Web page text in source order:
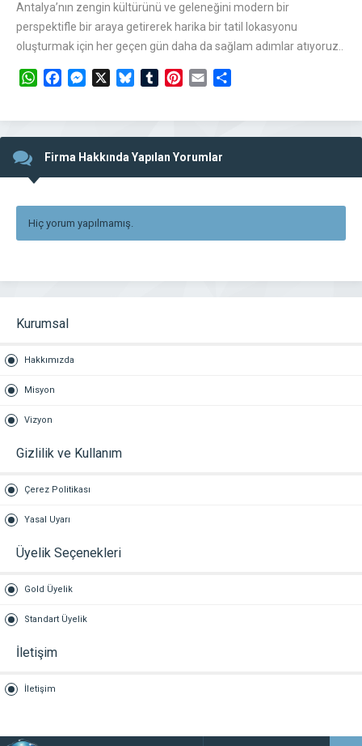
Antalya’nın zengin kültürünü ve geleneğini modern bir
perspektifle bir araya getirerek harika bir tatil lokasyonu
oluşturmak için her geçen gün daha da sağlam adımlar atıyoruz..
WhatsAppFacebookMessengerBlueskyTumblrPinterest
Email
Firma Hakkında Yapılan Yorumlar
Hiç yorum yapılmamış.
Kurumsal
Hakkımızda
Misyon
Vizyon
Gizlilik ve Kullanım
Çerez Politikası
Yasal Uyarı
Üyelik Seçenekleri
Gold Üyelik
Standart Üyelik
İletişim
İletişim